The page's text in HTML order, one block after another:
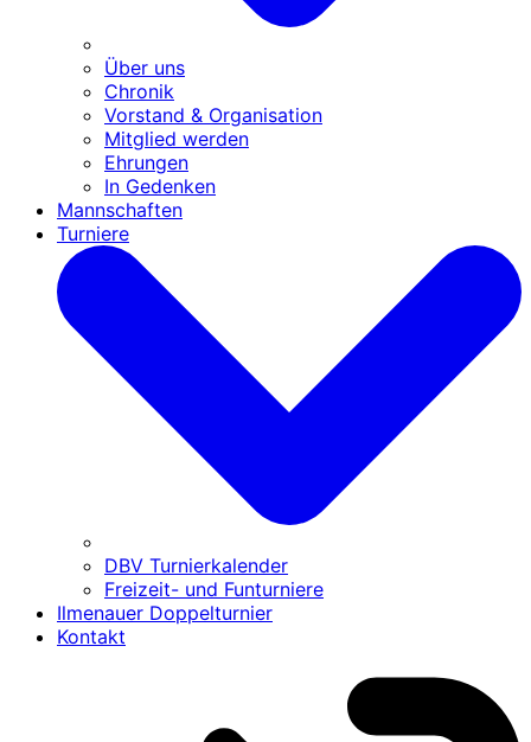
Über uns
Chronik
Vorstand & Organisation
Mitglied werden
Ehrungen
In Gedenken
Mannschaften
Turniere
DBV Turnierkalender
Freizeit- und Funturniere
Ilmenauer Doppelturnier
Kontakt